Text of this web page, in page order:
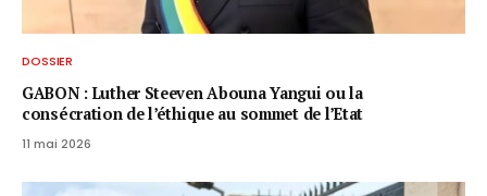
DOSSIER
GABON : Luther Steeven Abouna Yangui ou la
consécration de l’éthique au sommet de l’Etat
11 mai 2026